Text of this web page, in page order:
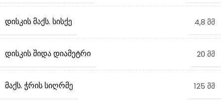
ᲓᲘᲡᲙᲘᲡ ᲛᲐᲥᲡ. ᲡᲘᲡᲥᲔ 4,8 მმ
ᲓᲘᲡᲙᲘᲡ ᲨᲘᲓᲐ ᲓᲘᲐᲛᲔᲢᲠᲘ 20 მმ
ᲛᲐᲥᲡ. ᲭᲠᲘᲡ ᲡᲘᲦᲠᲛᲔ 125 მმ